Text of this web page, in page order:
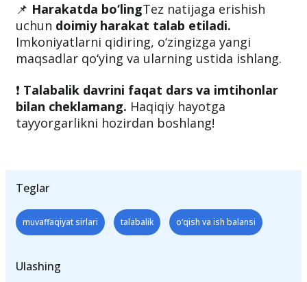
📌 Harakatda bo‘lingTez natijaga erishish
uchun doimiy harakat talab etiladi.
Imkoniyatlarni qidiring, o‘zingizga yangi
maqsadlar qo‘ying va ularning ustida ishlang.
❗️ Talabalik davrini faqat dars va imtihonlar
bilan cheklamang. Haqiqiy hayotga
tayyorgarlikni hozirdan boshlang!
Teglar
muvaffaqiyat sirlari talabalik o‘qish va ish balansi
Ulashing